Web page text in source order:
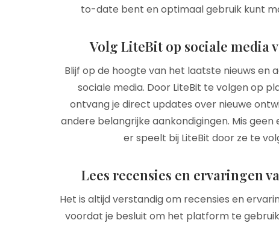
to-date bent en optimaal gebruik kunt
Volg LiteBit op sociale media
Blijf op de hoogte van het laatste nieuws en
sociale media. Door LiteBit te volgen op
ontvang je direct updates over nieuwe
andere belangrijke aankondigingen. Mis
er speelt bij LiteBit door ze te
Lees recensies en ervaringen
Het is altijd verstandig om recensies en
voordat je besluit om het platform te